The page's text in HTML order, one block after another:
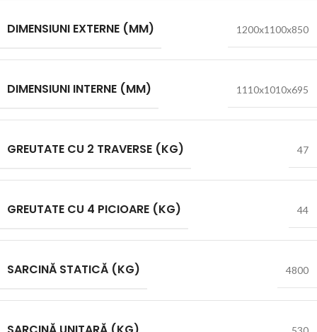
DIMENSIUNI EXTERNE (MM) 1200x1100x850
DIMENSIUNI INTERNE (MM) 1110x1010x695
GREUTATE CU 2 TRAVERSE (KG) 47
GREUTATE CU 4 PICIOARE (KG) 44
SARCINĂ STATICĂ (KG) 4800